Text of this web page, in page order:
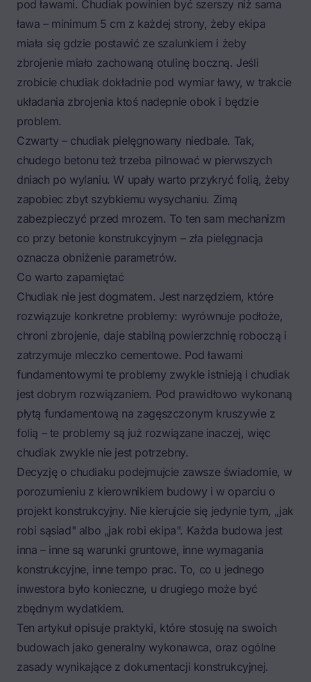
pod ławami. Chudiak powinien być szerszy niż sama
ława – minimum 5 cm z każdej strony, żeby ekipa
miała się gdzie postawić ze szalunkiem i żeby
zbrojenie miało zachowaną otulinę boczną. Jeśli
zrobicie chudiak dokładnie pod wymiar ławy, w trakcie
układania zbrojenia ktoś nadepnie obok i będzie
problem.
Czwarty – chudiak pielęgnowany niedbale. Tak,
chudego betonu też trzeba pilnować w pierwszych
dniach po wylaniu. W upały warto przykryć folią, żeby
zapobiec zbyt szybkiemu wysychaniu. Zimą
zabezpieczyć przed mrozem. To ten sam mechanizm
co przy betonie konstrukcyjnym – zła pielęgnacja
oznacza obniżenie parametrów.
Co warto zapamiętać
Chudiak nie jest dogmatem. Jest narzędziem, które
rozwiązuje konkretne problemy: wyrównuje podłoże,
chroni zbrojenie, daje stabilną powierzchnię roboczą i
zatrzymuje mleczko cementowe. Pod ławami
fundamentowymi te problemy zwykle istnieją i chudiak
jest dobrym rozwiązaniem. Pod prawidłowo wykonaną
płytą fundamentową na zagęszczonym kruszywie z
folią – te problemy są już rozwiązane inaczej, więc
chudiak zwykle nie jest potrzebny.
Decyzję o chudiaku podejmujcie zawsze świadomie, w
porozumieniu z kierownikiem budowy i w oparciu o
projekt konstrukcyjny. Nie kierujcie się jedynie tym, „jak
robi sąsiad" albo „jak robi ekipa". Każda budowa jest
inna – inne są warunki gruntowe, inne wymagania
konstrukcyjne, inne tempo prac. To, co u jednego
inwestora było konieczne, u drugiego może być
zbędnym wydatkiem.
Ten artykuł opisuje praktyki, które stosuję na swoich
budowach jako generalny wykonawca, oraz ogólne
zasady wynikające z dokumentacji konstrukcyjnej.